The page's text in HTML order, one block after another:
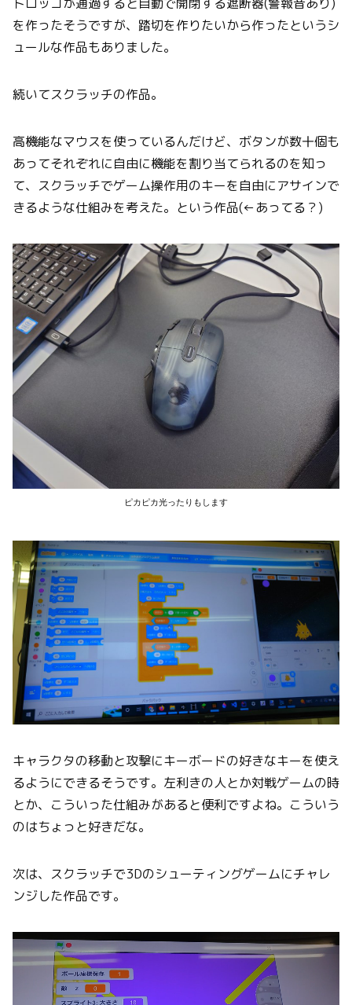
を作ったそうですが、踏切を作りたいから作ったというシ
ュールな作品もありました。
続いてスクラッチの作品。
高機能なマウスを使っているんだけど、ボタンが数十個も
あってそれぞれに自由に機能を割り当てられるのを知っ
て、スクラッチでゲーム操作用のキーを自由にアサインで
きるような仕組みを考えた。という作品(←あってる？)
ピカピカ光ったりもします
キャラクタの移動と攻撃にキーボードの好きなキーを使え
るようにできるそうです。左利きの人とか対戦ゲームの時
とか、こういった仕組みがあると便利ですよね。こういう
のはちょっと好きだな。
次は、スクラッチで3Dのシューティングゲームにチャレ
ンジした作品です。